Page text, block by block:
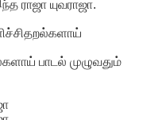
ராஜா யுவராஜா.
பாடல் முழுவதும்